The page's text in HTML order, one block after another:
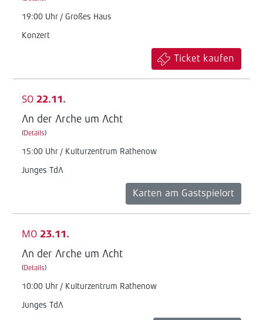
19:00 Uhr / Großes Haus
Konzert
Ticket kaufen
SO 22.11.
An der Arche um Acht
(Details)
15:00 Uhr / Kulturzentrum Rathenow
Junges TdA
Karten am Gastspielort
MO 23.11.
An der Arche um Acht
(Details)
10:00 Uhr / Kulturzentrum Rathenow
Junges TdA